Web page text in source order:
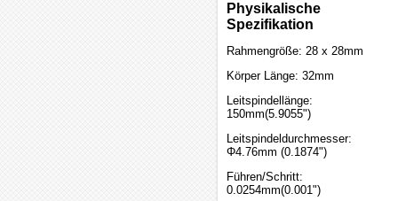
Physikalische
Spezifikation
Rahmengröße: 28 x 28mm
Körper Länge: 32mm
Leitspindellänge:
150mm(5.9055")
Leitspindeldurchmesser:
Φ4.76mm (0.1874")
Führen/Schritt:
0.0254mm(0.001")